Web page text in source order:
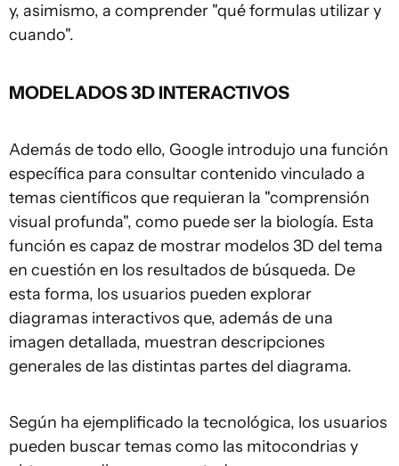
y, asimismo, a comprender "qué formulas utilizar y
cuando".
MODELADOS 3D INTERACTIVOS
Además de todo ello, Google introdujo una función
específica para consultar contenido vinculado a
temas científicos que requieran la "comprensión
visual profunda", como puede ser la biología. Esta
función es capaz de mostrar modelos 3D del tema
en cuestión en los resultados de búsqueda. De
esta forma, los usuarios pueden explorar
diagramas interactivos que, además de una
imagen detallada, muestran descripciones
generales de las distintas partes del diagrama.
Según ha ejemplificado la tecnológica, los usuarios
pueden buscar temas como las mitocondrias y